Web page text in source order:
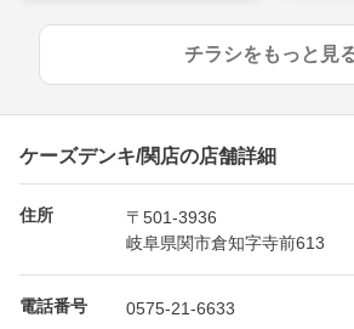
チラシをもっと見
ケーズデンキ/関店の店舗詳細
住所
〒501-3936
岐阜県関市倉知字寺前613
電話番号 0575-21-6633